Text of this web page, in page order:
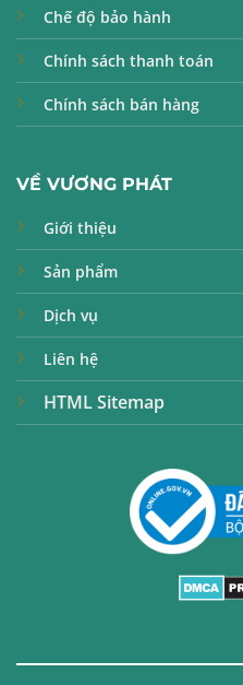
Chế độ bảo hành
Chính sách thanh toán
Chính sách bán hàng
VỀ VƯƠNG PHÁT
Giới thiệu
Sản phẩm
Dịch vụ
Liên hệ
HTML Sitemap